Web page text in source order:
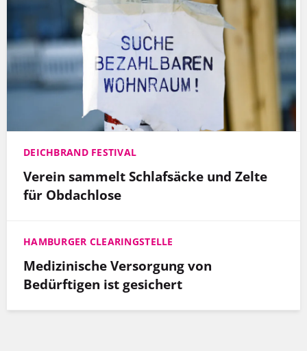
DEICHBRAND FESTIVAL
Verein sammelt Schlafsäcke und Zelte
für Obdachlose
HAMBURGER CLEARINGSTELLE
Medizinische Versorgung von
Bedürftigen ist gesichert